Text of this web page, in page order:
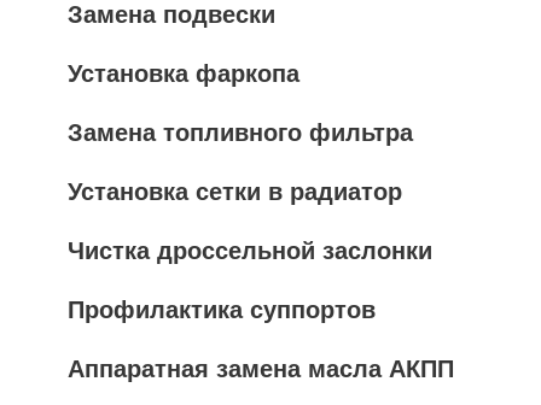
Замена подвески
Установка фаркопа
Замена топливного фильтра
Установка сетки в радиатор
Чистка дроссельной заслонки
Профилактика суппортов
Аппаратная замена масла АКПП